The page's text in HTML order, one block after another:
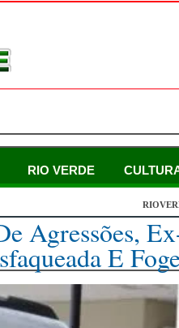
RIO VERDE
Agressões,
E